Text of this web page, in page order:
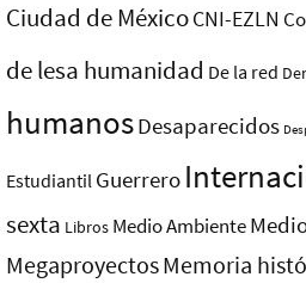
Ciudad de MéxicoCNI-EZLN
de lesa humanidad De la red
humanosDesaparecidos
Estudiantil Guerrero
sexta Libros Medio Ambiente
MegaproyectosMemoria